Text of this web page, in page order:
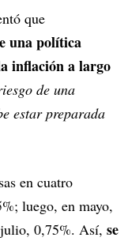
que
una política
inflación a largo
de una
estar preparada
en cuatro
luego, en mayo,
0,75%. Así, se